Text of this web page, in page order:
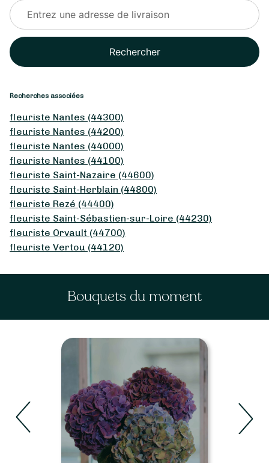
Rechercher
Recherches associées
fleuriste Nantes (44300)
fleuriste Nantes (44200)
fleuriste Nantes (44000)
fleuriste Nantes (44100)
fleuriste Saint-Nazaire (44600)
fleuriste Saint-Herblain (44800)
fleuriste Rezé (44400)
fleuriste Saint-Sébastien-sur-Loire (44230)
fleuriste Orvault (44700)
fleuriste Vertou (44120)
Bouquets du moment